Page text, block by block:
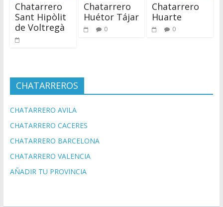
Chatarrero
Sant Hipòlit
de Voltregà
Chatarrero
Huétor Tájar
0
Chatarrero
Huarte
0
CHATARREROS
CHATARRERO AVILA
CHATARRERO CACERES
CHATARRERO BARCELONA
CHATARRERO VALENCIA
AÑADIR TU PROVINCIA